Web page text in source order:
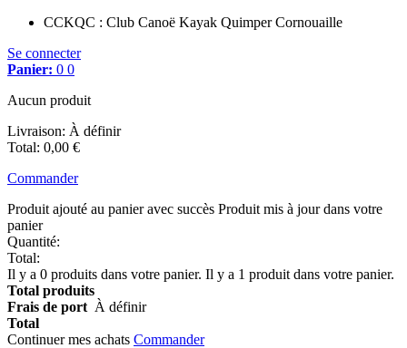
CCKQC : Club Canoë Kayak Quimper Cornouaille
Se connecter
Panier: 0 0
Aucun produit
Livraison: À définir
Total: 0,00 €
Commander
Produit ajouté au panier avec succès Produit mis à jour dans votre
panier
Quantité:
Total:
Il y a 0 produits dans votre panier. Il y a 1 produit dans votre panier.
Total produits
Frais de port À définir
Total
Continuer mes achats Commander